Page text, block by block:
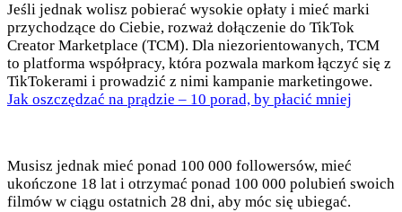
Jeśli jednak wolisz pobierać wysokie opłaty i mieć marki
przychodzące do Ciebie, rozważ dołączenie do TikTok
Creator Marketplace (TCM). Dla niezorientowanych, TCM
to platforma współpracy, która pozwala markom łączyć się z
TikTokerami i prowadzić z nimi kampanie marketingowe.
Jak oszczędzać na prądzie – 10 porad, by płacić mniej
Musisz jednak mieć ponad 100 000 followersów, mieć
ukończone 18 lat i otrzymać ponad 100 000 polubień swoich
filmów w ciągu ostatnich 28 dni, aby móc się ubiegać.